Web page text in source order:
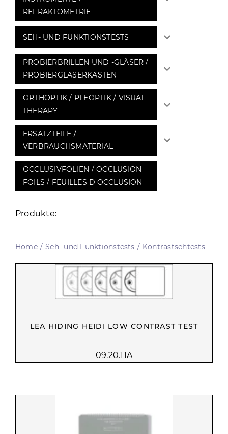
REFRAKTOMETRIE
SEH- UND FUNKTIONSTESTS
PROBIERBRILLEN UND -GLÄSER /
PROBIERGLÄSERKASTEN
ORTHOPTIK / PLEOPTIK / VISUAL
THERAPY
ERSATZTEILE /
VERBRAUCHSMATERIAL
OCCLUSIVFOLIEN / OCCLUSION
FOILS / FEUILLES D'OCCLUSION
Produkte:
Home Seh- und Funktionstests Kontrastsehtests
LEA HIDING HEIDI LOW CONTRAST TEST
09.20.11A